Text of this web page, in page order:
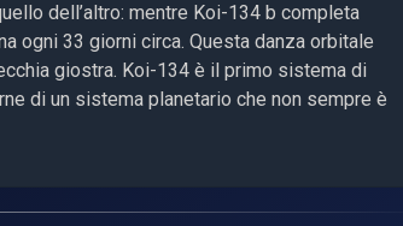
dell’altro: mentre Koi-134 b completa
ogni 33 giorni circa. Questa danza orbitale
giostra. Koi-134 è il primo sistema di
di un sistema planetario che non sempre è